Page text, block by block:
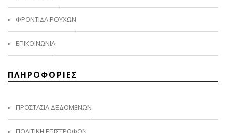
ΦΡΟΝΤΙΔΑ ΡΟΥΧΩΝ
ΕΠΙΚΟΙΝΩΝΙΑ
ΠΛΗΡΟΦΟΡΙΕΣ
ΠΡΟΣΤΑΣΊΑ ΔΕΔΟΜΈΝΩΝ